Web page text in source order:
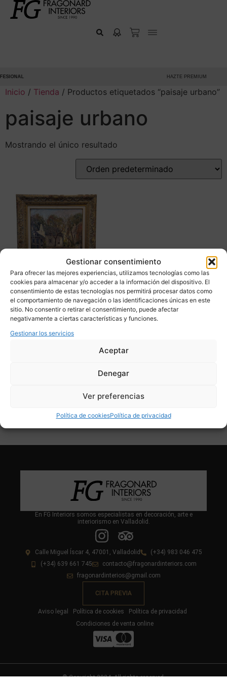
Gestionar consentimiento
Para ofrecer las mejores experiencias, utilizamos tecnologías como las
cookies para almacenar y/o acceder a la información del dispositivo. El
consentimiento de estas tecnologías nos permitirá procesar datos como
el comportamiento de navegación o las identificaciones únicas en este
sitio. No consentir o retirar el consentimiento, puede afectar
negativamente a ciertas características y funciones.
Gestionar los servicios
Aceptar
Denegar
Ver preferencias
Política de cookiesPolítica de privacidad
HAZTE PREMIUM
Inicio / Tienda / Productos etiquetados “paisaje urbano”
paisaje urbano
Mostrando el único resultado
“Brujas” Carmelo García
Barrena,
– España
En FG Interiors somos especialistas en decoración, arte e
interiorismo en Valladolid.
Calle Miguel Íscar 4, 47001, Valladolid
(+34) 983 046 475
(+34) 639 661 745
contacto@fragonardinteriors.com
fragonardinterios@gmail.com
CITA PREVIA
Aviso legal Política de cookies
Política de privacidad
Condiciones de venta online
© Copyright 2024. All rights reserved.